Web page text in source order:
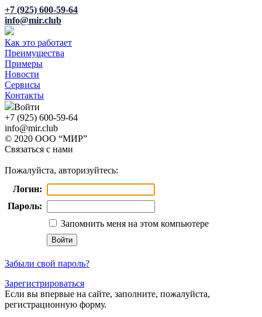
+7 (925) 600-59-64
info@mir.club
Как это работает
Преимущества
Примеры
Новости
Сервисы
Контакты
Войти
+7 (925) 600-59-64
info@mir.club
© 2020 ООО “МИР”
Связаться с нами
Пожалуйста, авторизуйтесь:
Логин:
Пароль:
Запомнить меня на этом компьютере
Забыли свой пароль?
Зарегистрироваться
Если вы впервые на сайте, заполните, пожалуйста,
регистрационную форму.